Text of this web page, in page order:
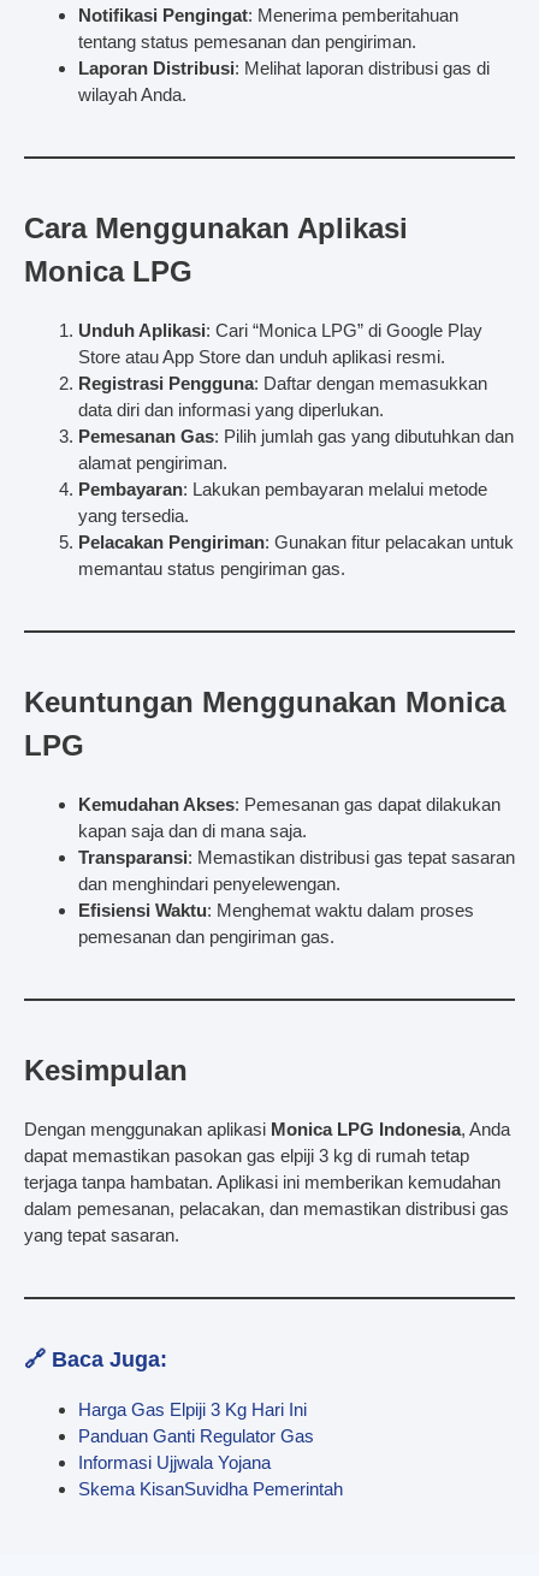
Notifikasi Pengingat: Menerima pemberitahuan
tentang status pemesanan dan pengiriman.
Laporan Distribusi: Melihat laporan distribusi gas di
wilayah Anda.
Cara Menggunakan Aplikasi
Monica LPG
Unduh Aplikasi: Cari “Monica LPG” di Google Play
Store atau App Store dan unduh aplikasi resmi.
Registrasi Pengguna: Daftar dengan memasukkan
data diri dan informasi yang diperlukan.
Pemesanan Gas: Pilih jumlah gas yang dibutuhkan dan
alamat pengiriman.
Pembayaran: Lakukan pembayaran melalui metode
yang tersedia.
Pelacakan Pengiriman: Gunakan fitur pelacakan untuk
memantau status pengiriman gas.
Keuntungan Menggunakan Monica
LPG
Kemudahan Akses: Pemesanan gas dapat dilakukan
kapan saja dan di mana saja.
Transparansi: Memastikan distribusi gas tepat sasaran
dan menghindari penyelewengan.
Efisiensi Waktu: Menghemat waktu dalam proses
pemesanan dan pengiriman gas.
Kesimpulan
Dengan menggunakan aplikasi Monica LPG Indonesia, Anda
dapat memastikan pasokan gas elpiji 3 kg di rumah tetap
terjaga tanpa hambatan. Aplikasi ini memberikan kemudahan
dalam pemesanan, pelacakan, dan memastikan distribusi gas
yang tepat sasaran.
🔗 Baca Juga:
Harga Gas Elpiji 3 Kg Hari Ini
Panduan Ganti Regulator Gas
Informasi Ujjwala Yojana
Skema KisanSuvidha Pemerintah